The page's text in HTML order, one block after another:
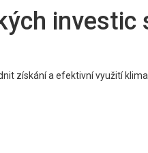
investic
získání a efektivní využití